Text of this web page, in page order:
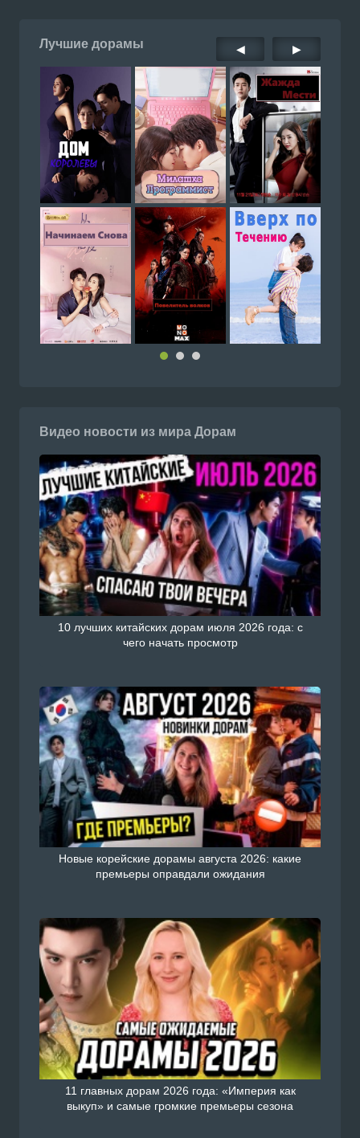
Лучшие дорамы ◀ ▶
Видео новости из мира Дорам
10 лучших китайских дорам июля 2026 года: с
чего начать просмотр
Новые корейские дорамы августа 2026: какие
премьеры оправдали ожидания
11 главных дорам 2026 года: «Империя как
выкуп» и самые громкие премьеры сезона